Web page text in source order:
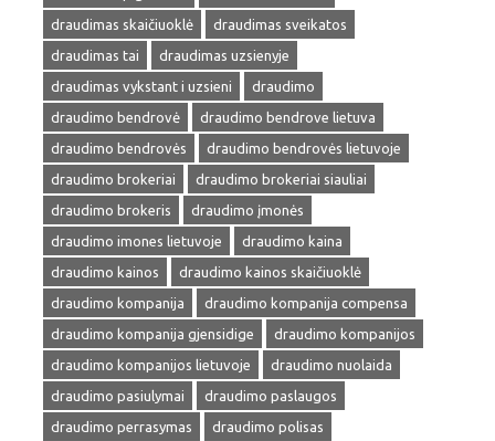
draudimas skaičiuoklė
draudimas sveikatos
draudimas tai
draudimas uzsienyje
draudimas vykstant i uzsieni
draudimo
draudimo bendrovė
draudimo bendrove lietuva
draudimo bendrovės
draudimo bendrovės lietuvoje
draudimo brokeriai
draudimo brokeriai siauliai
draudimo brokeris
draudimo įmonės
draudimo imones lietuvoje
draudimo kaina
draudimo kainos
draudimo kainos skaičiuoklė
draudimo kompanija
draudimo kompanija compensa
draudimo kompanija gjensidige
draudimo kompanijos
draudimo kompanijos lietuvoje
draudimo nuolaida
draudimo pasiulymai
draudimo paslaugos
draudimo perrasymas
draudimo polisas